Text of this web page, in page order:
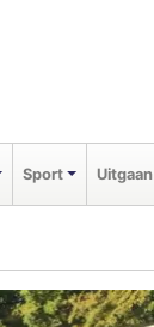
Sport Uitgaan